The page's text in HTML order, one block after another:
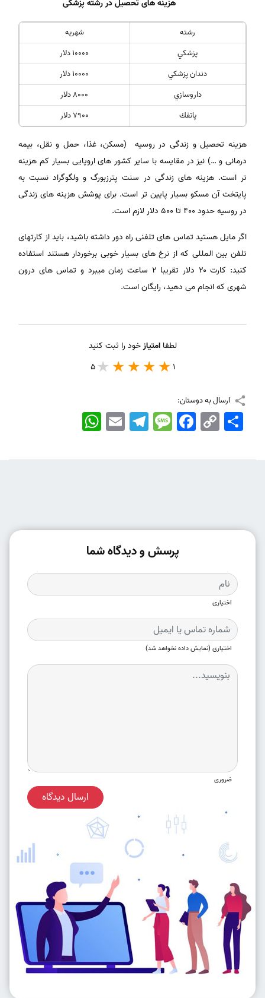
هزینه های تحصیل در رشته پزشکی
رشته
شهريه
پزشكي
10000 دلار
دندان پزشكي
10000 دلار
داروسازي
8000 دلار
پاتفك
7900 دلار
هزینه تحصیل و زندگی در روسیه (مسکن، غذا، حمل و نقل، بیمه
درمانی و …) نیز در مقایسه با سایر کشور های اروپایی بسیار کم هزینه
تر است. هزینه های زندگی در سنت پترزبورگ و ولگوگراد نسبت به
پایتخت آن مسکو بسیار پایین تر است. برای پوشش هزینه های زندگی
در روسیه حدود ۴۰۰ تا ۵۰۰ دلار لازم است.
اگر مایل هستید تماس های تلفنی راه دور داشته باشید، باید از کارتهای
تلفن بین المللی که از نرخ های بسیار خوبی برخوردار هستند استفاده
کنید: کارت ۲۰ دلار تقریبا ۲ ساعت زمان میبرد و تماس های درون
شهری که انجام می دهید، رایگان است.
لطفاامتیازخود را ثبت کنید
1
5
ارسال به دوستان:
WhatsApp EmailTelegramMessageFacebook Copy
Link
اشتراک
پرسش و دیدگاه شما
اختیاری
اختیاری (نمایش داده نخواهد شد)
ضروری
ارسال دیدگاه